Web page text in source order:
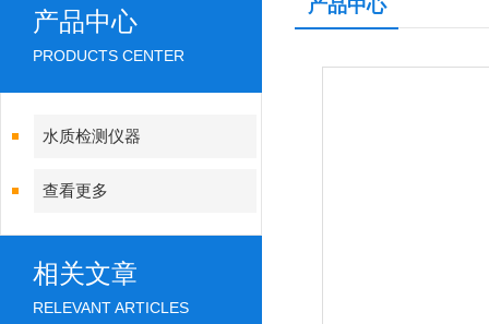
产品中心
PRODUCTS CENTER
水质检测仪器
查看更多
相关文章
RELEVANT ARTICLES
产品中心